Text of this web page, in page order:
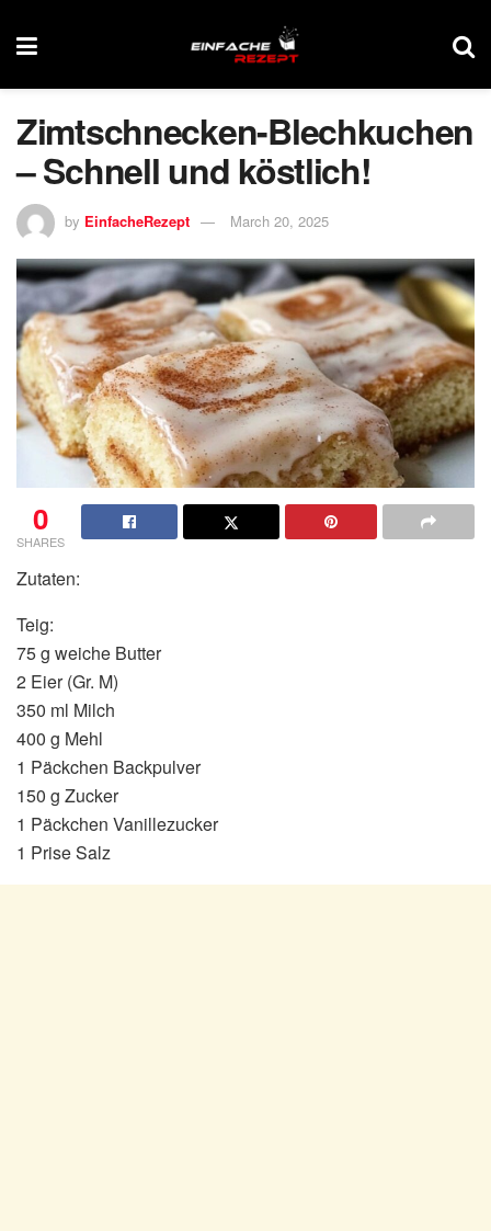
Zimtschnecken-Blechkuchen
– Schnell und köstlich!
by EinfacheRezept March 20, 2025
0
SHARES
Zutaten:
Teig:
75 g weiche Butter
2 Eier (Gr. M)
350 ml Milch
400 g Mehl
1 Päckchen Backpulver
150 g Zucker
1 Päckchen Vanillezucker
1 Prise Salz